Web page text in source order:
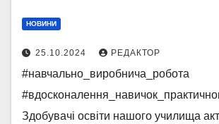
НОВИНИ
25.10.2024 РЕДАКТОР
#навчально_виробнича_робота
Здобувачі освіти нашого училища